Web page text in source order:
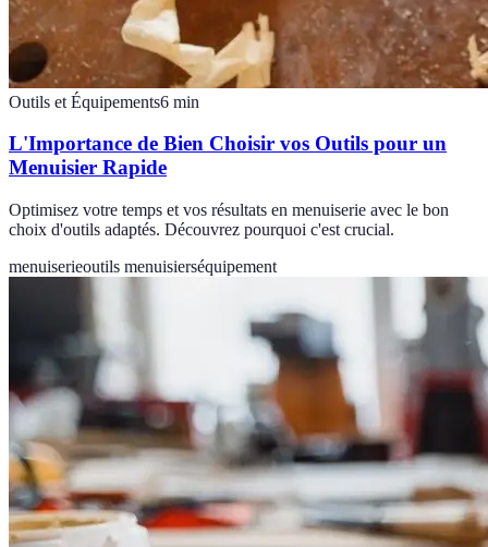
Outils et Équipements6 min
L'Importance de Bien Choisir vos Outils pour un
Menuisier Rapide
Optimisez votre temps et vos résultats en menuiserie avec le bon
choix d'outils adaptés. Découvrez pourquoi c'est crucial.
menuiserieoutils menuisierséquipement